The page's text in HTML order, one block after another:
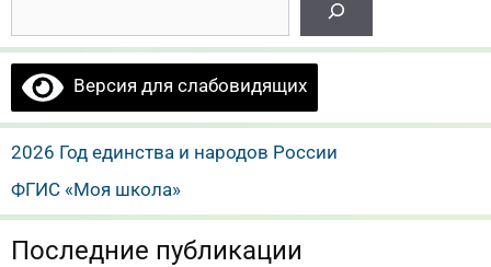
Версия для слабовидящих
2026 Год единства и народов России
ФГИС «Моя школа»
Последние публикации